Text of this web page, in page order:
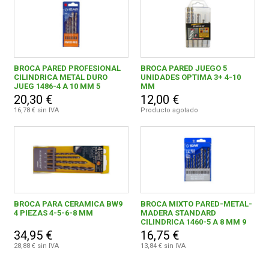
BROCA PARED PROFESIONAL
CILINDRICA METAL DURO
JUEG 1486-4 A 10 MM 5
UNIDAES
20,30 €
16,78 € sin IVA
BROCA PARED JUEGO 5
UNIDADES OPTIMA 3+ 4-10
MM
12,00 €
Producto agotado
BROCA PARA CERAMICA BW9
4 PIEZAS 4-5-6-8 MM
34,95 €
28,88 € sin IVA
BROCA MIXTO PARED-METAL-
MADERA STANDARD
CILINDRICA 1460-5 A 8 MM 9
UNIDADES
16,75 €
13,84 € sin IVA